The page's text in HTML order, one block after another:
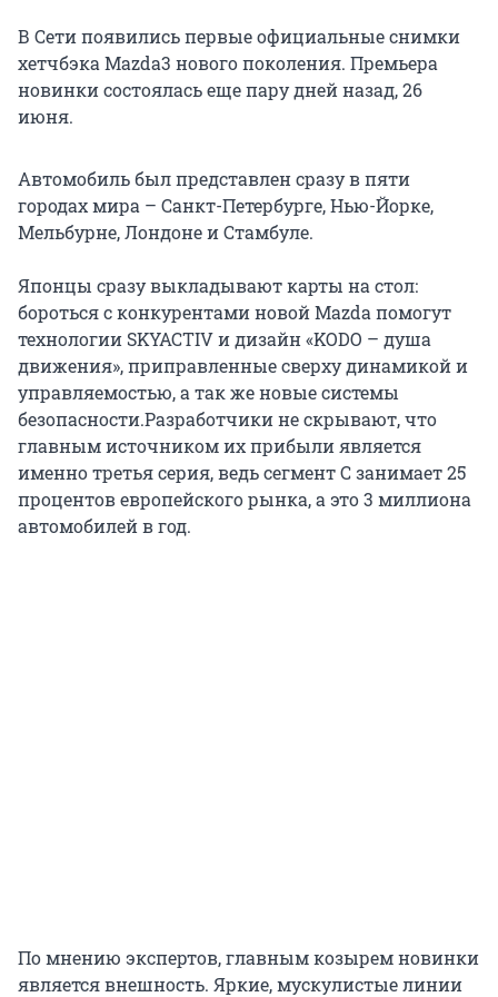
В Сети появились первые официальные снимки
хетчбэка Mazda3 нового поколения. Премьера
новинки состоялась еще пару дней назад, 26
июня.
Автомобиль был представлен сразу в пяти
городах мира – Санкт-Петербурге, Нью-Йорке,
Мельбурне, Лондоне и Стамбуле.
Японцы сразу выкладывают карты на стол:
бороться с конкурентами новой Mazda помогут
технологии SKYACTIV и дизайн «KODO – душа
движения», приправленные сверху динамикой и
управляемостью, а так же новые системы
безопасности.Разработчики не скрывают, что
главным источником их прибыли является
именно третья серия, ведь сегмент С занимает 25
процентов европейского рынка, а это 3 миллиона
автомобилей в год.
По мнению экспертов, главным козырем новинки
является внешность. Яркие, мускулистые линии